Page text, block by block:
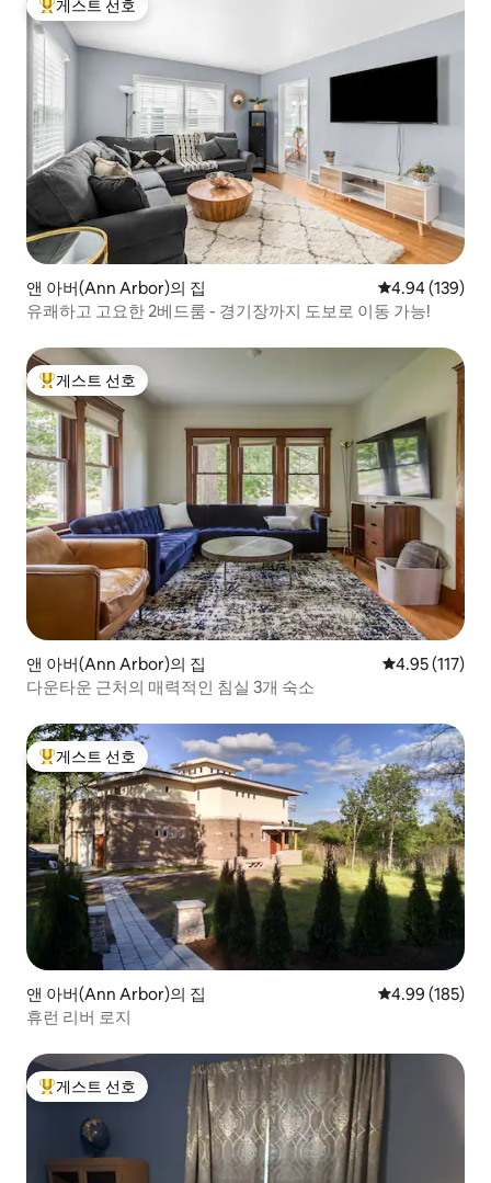
상위 게스트 선호
게스트 선호
앤 아버(Ann Arbor)의 집 평점 4.94점(5
4.94 (139)
유쾌하고 고요한 2베드룸 - 경기장까지 도보로 이동 가능!
상위 게스트 선호
게스트 선호
앤 아버(Ann Arbor)의 집 평점 4.95점(5
4.95 (117)
다운타운 근처의 매력적인 침실 3개 숙소
상위 게스트 선호
게스트 선호
앤 아버(Ann Arbor)의 집 평점 4.99점(5
4.99 (185)
휴런 리버 로지
상위 게스트 선호
게스트 선호